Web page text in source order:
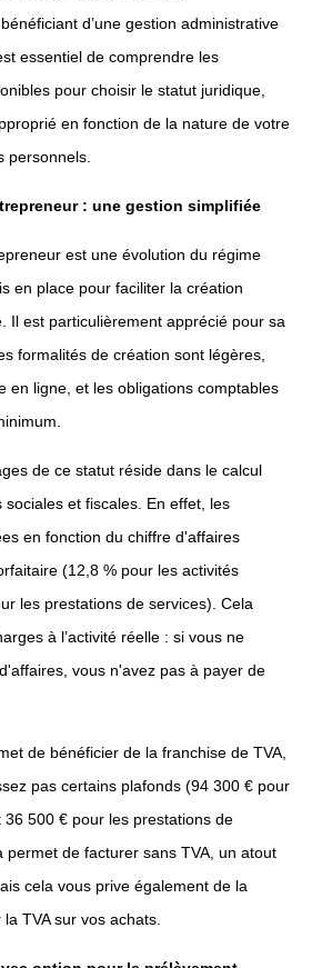
d’une gestion administrative
essentiel de comprendre les
pour choisir le statut juridique,
en fonction de la nature de votre
personnels.
: une gestion simplifiée
est une évolution du régime
en place pour faciliter la création
Il est particulièrement apprécié pour sa
formalités de création sont légères,
en ligne, et les obligations comptables
de ce statut réside dans le calcul
et fiscales. En effet, les
en fonction du chiffre d'affaires
(12,8 % pour les activités
les prestations de services). Cela
à l’activité réelle : si vous ne
vous n'avez pas à payer de
de bénéficier de la franchise de TVA,
pas certains plafonds (94 300 € pour
36 500 € pour les prestations de
permet de facturer sans TVA, un atout
cela vous prive également de la
TVA sur vos achats.